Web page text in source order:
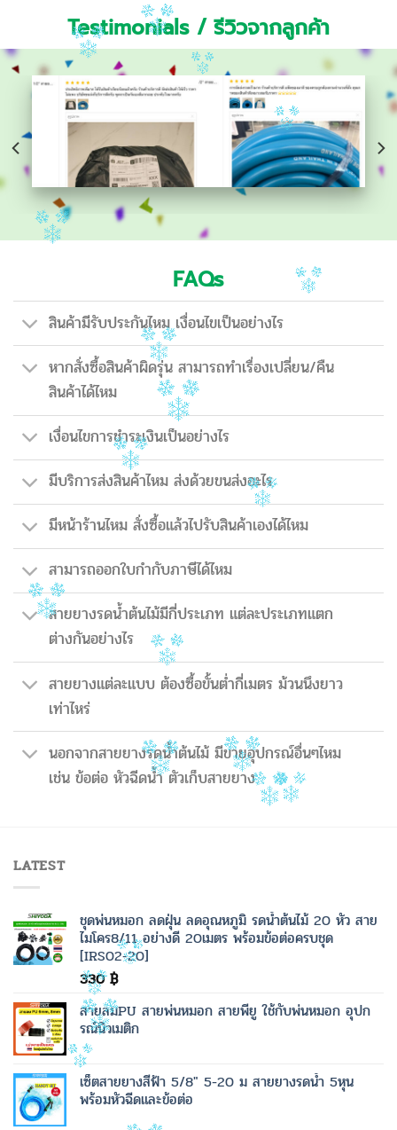
Testimonials / รีวิวจากลูกค้า
FAQs
สินค้ามีรับประกันไหม เงื่อนไขเป็นอย่างไร
หากสั่งซื้อสินค้าผิดรุ่น สามารถทำเรื่องเปลี่ยน/คืน
สินค้าได้ไหม
เงื่อนไขการชำระเงินเป็นอย่างไร
มีบริการส่งสินค้าไหม ส่งด้วยขนส่งอะไร
มีหน้าร้านไหม สั่งซื้อแล้วไปรับสินค้าเองได้ไหม
สามารถออกใบกำกับภาษีได้ไหม
สายยางรดน้ำต้นไม้มีกี่ประเภท แต่ละประเภทแตก
ต่างกันอย่างไร
สายยางแต่ละแบบ ต้องซื้อขั้นต่ำกี่เมตร ม้วนนึงยาว
เท่าไหร่
นอกจากสายยางรดน้ำต้นไม้ มีขายอุปกรณ์อื่นๆไหม
เช่น ข้อต่อ หัวฉีดน้ำ ตัวเก็บสายยาง
LATEST
ชุดพ่นหมอก ลดฝุ่น ลดอุณหภูมิ รดน้ำต้นไม้ 20 หัว สาย
ไมโคร8/11 อย่างดี 20เมตร พร้อมข้อต่อครบชุด
[IRS02-20]
330฿
สายลมPU สายพ่นหมอก สายพียู ใช้กับพ่นหมอก อุปก
รณ์นิวเมติก
เซ็ตสายยางสีฟ้า 5/8" 5-20 ม สายยางรดน้ำ 5หุน
พร้อมหัวฉีดและข้อต่อ